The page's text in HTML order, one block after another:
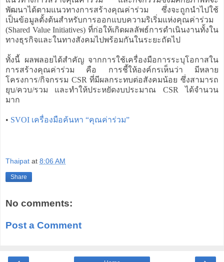
พัฒนาได้ตามแนวทางการสร้างคุณค่าร่วม ซึ่งจะถูกนำไปใช้
เป็นข้อมูลตั้งต้นสำหรับการออกแบบความริเริ่มแห่งคุณค่าร่วม
(Shared Value Initiatives) ที่ก่อให้เกิดผลลัพธ์การดำเนินงานทั้งใน
ทางธุรกิจและในทางสังคมไปพร้อมกันในระยะถัดไป
ทั้งนี้ ผลพลอยได้สำคัญ จากการใช้เครื่องมือการระบุโอกาสใน
การสร้างคุณค่าร่วม คือ การชี้ให้องค์กรเห็นว่า มีหลาย
โครงการ/กิจกรรม CSR ที่มีผลกระทบต่อสังคมน้อย ซึ่งสามารถ
ยุบ/ควบ/รวม และทำให้ประหยัดงบประมาณ CSR ได้จำนวน
มาก
• SVOI เครื่องมือค้นหา “คุณค่าร่วม”
Thaipat at 8:06 AM
Share
No comments:
Post a Comment